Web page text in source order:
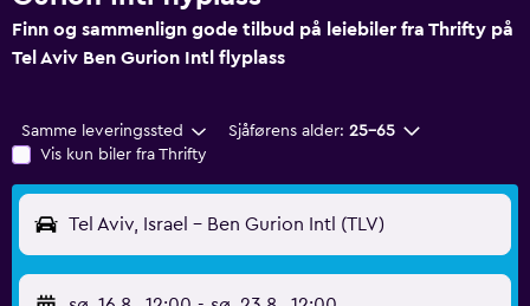
Finn og sammenlign gode tilbud på leiebiler fra Thrifty på
Tel Aviv Ben Gurion Intl flyplass
Samme leveringssted Sjåførens alder: 25–65
Vis kun biler fra Thrifty
Tel Aviv, Israel - Ben Gurion Intl (TLV)